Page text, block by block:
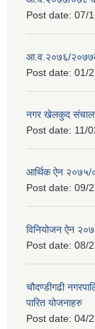
Post date: 07/
आ.व.२०७६/
Post date: 01/
नगर खेलकुद संचालन
Post date: 11/
आर्थिक ऐन २०७५/
Post date: 09/
विनियोजन ऐन
Post date: 08/
चौदण्डीगढी
पारित योजनाहरु
Post date: 04/